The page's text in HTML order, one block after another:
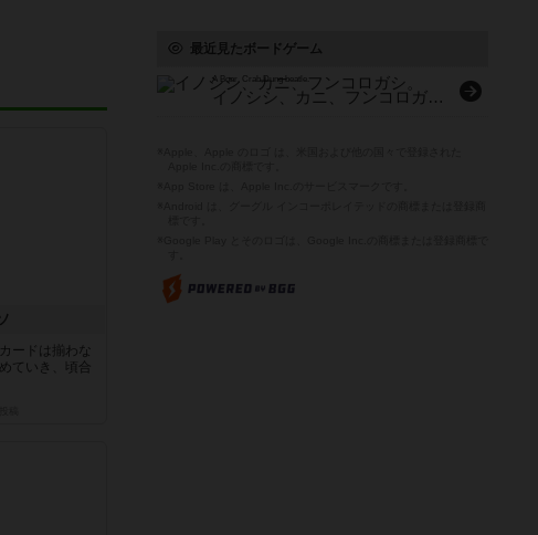
ードは揃わな
ていき、頃合
最近見たボードゲーム
A Boar, Crab,Dung beatle.
イノシシ、カニ、フンコロガシ。